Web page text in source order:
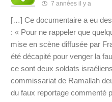
7 années il y a
[…] Ce documentaire a eu
: « Pour ne rappeler que
mise en scène diffusée par
été décapité pour venger la
ce sont deux soldats
commissariat de Ramallah
du faux reportage commenté